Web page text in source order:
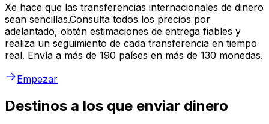
Xe hace que las transferencias internacionales de dinero
sean sencillas.Consulta todos los precios por
adelantado, obtén estimaciones de entrega fiables y
realiza un seguimiento de cada transferencia en tiempo
real. Envía a más de 190 países en más de 130 monedas.
Empezar
Destinos a los que enviar dinero